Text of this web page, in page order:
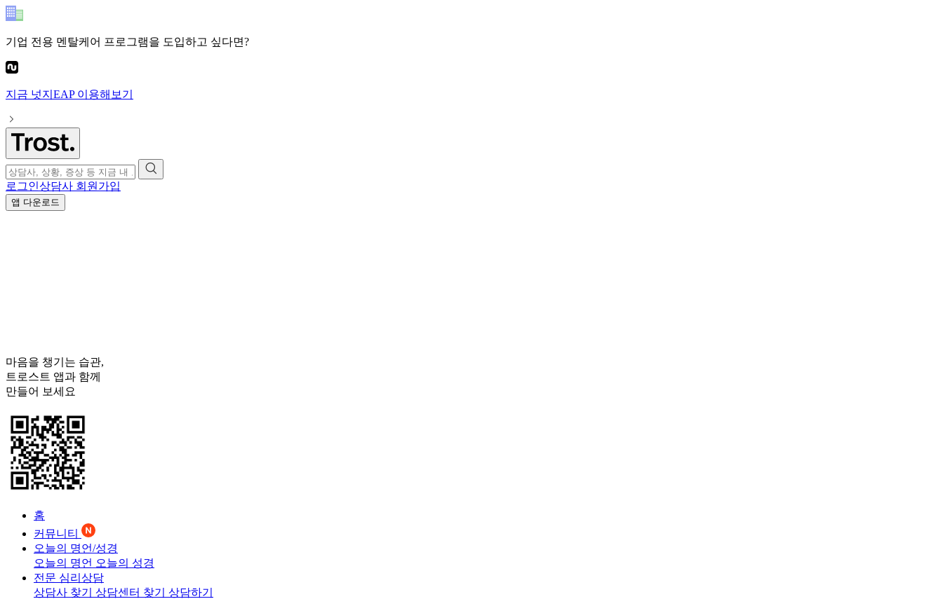
기업 전용 멘탈케어 프로그램을 도입하고 싶다면?
지금 넛지EAP이용해보기
로그인상담사 회원가입
앱 다운로드
마음을 챙기는 습관,
트로스트 앱과 함께
만들어 보세요
홈
커뮤니티
오늘의 명언/성경
오늘의 명언 오늘의 성경
전문 심리상담
상담사 찾기 상담센터 찾기 상담하기